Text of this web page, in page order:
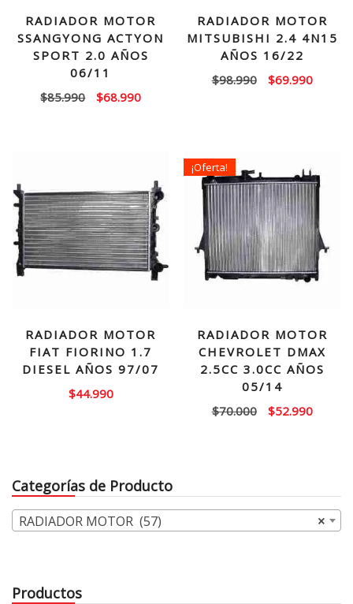
RADIADOR MOTOR
SSANGYONG ACTYON
SPORT 2.0 AÑOS
06/11
$85.990
El
$68.990El
$68.990.
RADIADOR MOTOR
MITSUBISHI 2.4 4N15
AÑOS 16/22
$98.990
El
$69.990El
RADIADOR MOTOR
FIAT FIORINO 1.7
DIESEL AÑOS 97/07
$44.990
¡Oferta!
RADIADOR MOTOR
CHEVROLET DMAX
2.5CC 3.0CC AÑOS
05/14
$70.000
El
$52.990El
Categorías de Producto
×
RADIADOR MOTOR (57)
Productos